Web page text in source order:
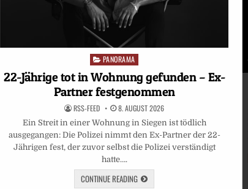
Posted
in
PANORAMA
22-Jährige tot in Wohnung gefunden – Ex-
Partner festgenommen
RSS-FEED 8. AUGUST 2026
Ein Streit in einer Wohnung in Siegen ist tödlich
ausgegangen: Die Polizei nimmt den Ex-Partner der 22-
Jährigen fest, der zuvor selbst die Polizei verständigt
hatte….
CONTINUE READING